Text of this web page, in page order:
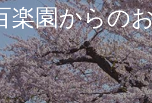
楽園からのお